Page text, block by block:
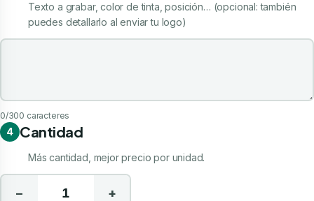
Texto a grabar, color de tinta, posición… (opcional: también
puedes detallarlo al enviar tu logo)
Indicaciones de tu personalización
0/300 caracteres
4 Cantidad
Más cantidad, mejor precio por unidad.
− +